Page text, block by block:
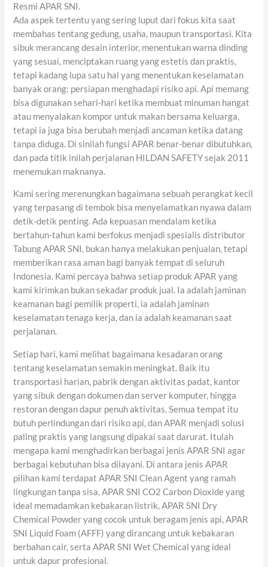
Resmi APAR SNI.
Ada aspek tertentu yang sering luput dari fokus kita saat
membahas tentang gedung, usaha, maupun transportasi. Kita
sibuk merancang desain interior, menentukan warna dinding
yang sesuai, menciptakan ruang yang estetis dan praktis,
tetapi kadang lupa satu hal yang menentukan keselamatan
banyak orang: persiapan menghadapi risiko api. Api memang
bisa digunakan sehari-hari ketika membuat minuman hangat
atau menyalakan kompor untuk makan bersama keluarga,
tetapi ia juga bisa berubah menjadi ancaman ketika datang
tanpa diduga. Di sinilah fungsi APAR benar-benar dibutuhkan,
dan pada titik inilah perjalanan HILDAN SAFETY sejak 2011
menemukan maknanya.
Kami sering merenungkan bagaimana sebuah perangkat kecil
yang terpasang di tembok bisa menyelamatkan nyawa dalam
detik-detik penting. Ada kepuasan mendalam ketika
bertahun-tahun kami berfokus menjadi spesialis distributor
Tabung APAR SNI, bukan hanya melakukan penjualan, tetapi
memberikan rasa aman bagi banyak tempat di seluruh
Indonesia. Kami percaya bahwa setiap produk APAR yang
kami kirimkan bukan sekadar produk jual. Ia adalah jaminan
keamanan bagi pemilik properti, ia adalah jaminan
keselamatan tenaga kerja, dan ia adalah keamanan saat
perjalanan.
Setiap hari, kami melihat bagaimana kesadaran orang
tentang keselamatan semakin meningkat. Baik itu
transportasi harian, pabrik dengan aktivitas padat, kantor
yang sibuk dengan dokumen dan server komputer, hingga
restoran dengan dapur penuh aktivitas. Semua tempat itu
butuh perlindungan dari risiko api, dan APAR menjadi solusi
paling praktis yang langsung dipakai saat darurat. Itulah
mengapa kami menghadirkan berbagai jenis APAR SNI agar
berbagai kebutuhan bisa dilayani. Di antara jenis APAR
pilihan kami terdapat APAR SNI Clean Agent yang ramah
lingkungan tanpa sisa, APAR SNI CO2 Carbon Dioxide yang
ideal memadamkan kebakaran listrik, APAR SNI Dry
Chemical Powder yang cocok untuk beragam jenis api, APAR
SNI Liquid Foam (AFFF) yang dirancang untuk kebakaran
berbahan cair, serta APAR SNI Wet Chemical yang ideal
untuk dapur profesional.